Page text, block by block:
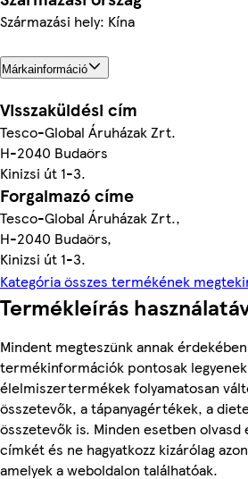
Származási hely: Kína
Márkainformáció
Visszaküldési cím
Tesco-Global Áruházak Zrt.
H-2040 Budaörs
Kinizsi út 1-3.
Forgalmazó címe
Tesco-Global Áruházak Zrt.,
H-2040 Budaörs,
Kinizsi út 1-3.
Kategória összes termékének
Termékleírás
Mindent megteszünk annak
termékinformációk pontosak
élelmiszertermékek folyamatosan
összetevők, a tápanyagértékek, a
összetevők is. Minden esetben
címkét és ne hagyatkozz kizárólag
amelyek a weboldalon találhatóak.